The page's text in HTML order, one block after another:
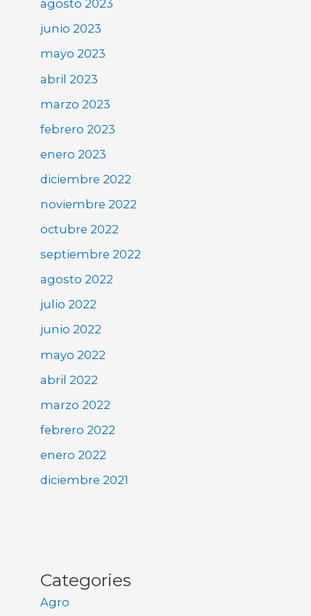
agosto 2023
junio 2023
mayo 2023
abril 2023
marzo 2023
febrero 2023
enero 2023
diciembre 2022
noviembre 2022
octubre 2022
septiembre 2022
agosto 2022
julio 2022
junio 2022
mayo 2022
abril 2022
marzo 2022
febrero 2022
enero 2022
diciembre 2021
Categories
Agro